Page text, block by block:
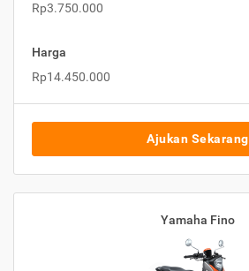
Rp3.750.000
Harga
Rp14.450.000
Ajukan Sekarang
Yamaha Fino